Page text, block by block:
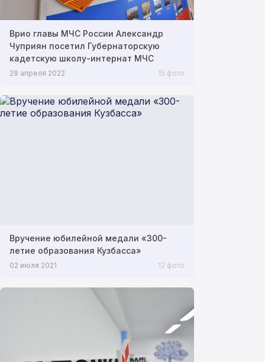
Врио главы МЧС России Александр
Чуприян посетил Губернаторскую
кадетскую школу-интернат МЧС
29 апреля 2022 15 фото
Вручение юбилейной медали «300-
летие образования Кузбасса»
02 июля 2021 12 фото